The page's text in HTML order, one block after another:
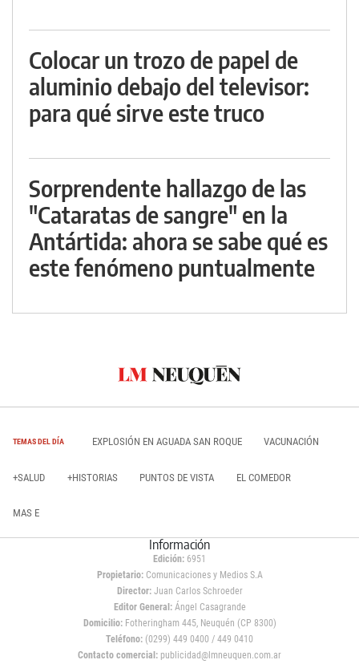
Colocar un trozo de papel de
aluminio debajo del televisor:
para qué sirve este truco
Sorprendente hallazgo de las
"Cataratas de sangre" en la
Antártida: ahora se sabe qué es
este fenómeno puntualmente
TEMAS DEL DÍA EXPLOSIÓN EN AGUADA SAN ROQUE VACUNACIÓN
+SALUD +HISTORIAS PUNTOS DE VISTA EL COMEDOR
MAS E
Información
Edición: 6951
Propietario:Comunicaciones y Medios S.A
Director: Juan Carlos Schroeder
Editor General:Ángel Casagrande
Domicilio:Fotheringham 445, Neuquén (CP 8300)
Teléfono: (0299) 449 0400 / 449 0410
Contacto comercial: publicidad@lmneuquen.com.ar